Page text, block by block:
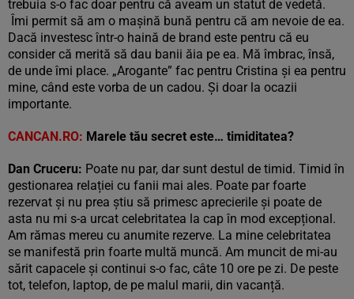
trebuia s-o fac doar pentru că aveam un statut de vedetă.
Îmi permit să am o mașină bună pentru că am nevoie de ea.
Dacă investesc într-o haină de brand este pentru că eu
consider că merită să dau banii ăia pe ea. Mă îmbrac, însă,
de unde îmi place. „Arogante” fac pentru Cristina și ea pentru
mine, când este vorba de un cadou. Și doar la ocazii
importante.
CANCAN.RO: Marele tău secret este… timiditatea?
Dan Cruceru: Poate nu par, dar sunt destul de timid. Timid în
gestionarea relației cu fanii mai ales. Poate par foarte
rezervat și nu prea știu să primesc aprecierile și poate de
asta nu mi s-a urcat celebritatea la cap în mod excepțional.
Am rămas mereu cu anumite rezerve. La mine celebritatea
se manifestă prin foarte multă muncă. Am muncit de mi-au
sărit capacele și continui s-o fac, câte 10 ore pe zi. De peste
tot, telefon, laptop, de pe malul marii, din vacanță.